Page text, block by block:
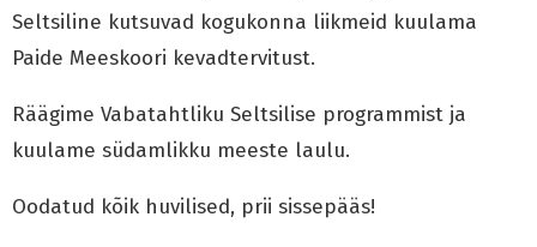
Seltsiline kutsuvad kogukonna liikmeid kuulama
Paide Meeskoori kevadtervitust.
Räägime Vabatahtliku Seltsilise programmist ja
kuulame südamlikku meeste laulu.
Oodatud kõik huvilised, prii sissepääs!